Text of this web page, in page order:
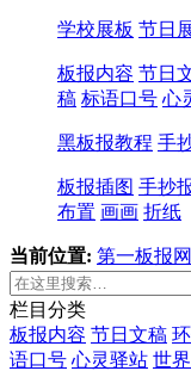
学校展板 节日
板报内容 节日
稿 标语口号 心
黑板报教程 手
板报插图 手抄
布置 画画 折纸
当前位置: 第一板报网
栏目分类
板报内容 节日文稿
语口号 心灵驿站 世